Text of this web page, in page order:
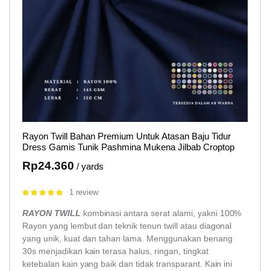
Rayon Twill Bahan Premium Untuk Atasan Baju Tidur
Dress Gamis Tunik Pashmina Mukena Jilbab Croptop
Rp24.360 / yards
Rated
1 review
RAYON TWILL kombinasi antara serat alami, yakni 100%
Rayon yang lembut dan teknik tenun twill atau diagonal
yang unik, kuat dan tahan lama. Menggunakan benang
30s menjadikan kain terasa halus, ringan, tingkat
ketebalan kain yang baik dan tidak transparant. Kain ini